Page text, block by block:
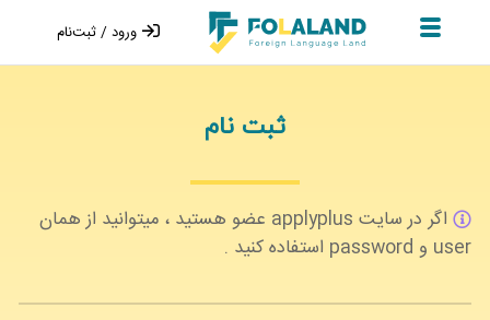
Open and close
menu
ورود / ثبت‌نام
ثبت نام
اگر در سایت applyplus عضو هستید ، میتوانید از همان
user و password استفاده کنید .